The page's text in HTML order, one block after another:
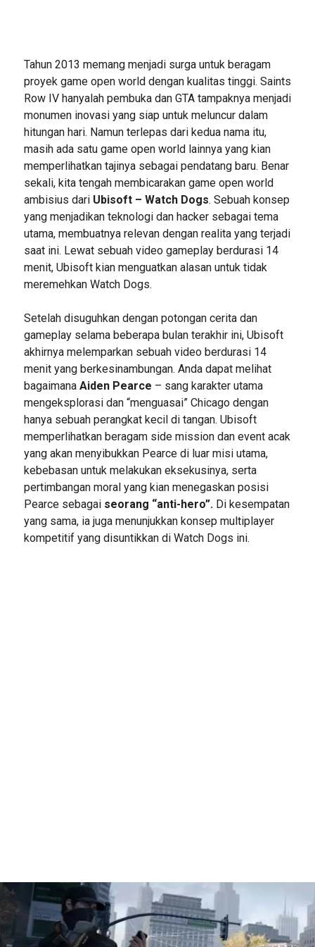
Tahun 2013 memang menjadi surga untuk beragam
proyek game open world dengan kualitas tinggi. Saints
Row IV hanyalah pembuka dan GTA tampaknya menjadi
monumen inovasi yang siap untuk meluncur dalam
hitungan hari. Namun terlepas dari kedua nama itu,
masih ada satu game open world lainnya yang kian
memperlihatkan tajinya sebagai pendatang baru. Benar
sekali, kita tengah membicarakan game open world
ambisius dari Ubisoft – Watch Dogs. Sebuah konsep
yang menjadikan teknologi dan hacker sebagai tema
utama, membuatnya relevan dengan realita yang terjadi
saat ini. Lewat sebuah video gameplay berdurasi 14
menit, Ubisoft kian menguatkan alasan untuk tidak
meremehkan Watch Dogs.
Setelah disuguhkan dengan potongan cerita dan
gameplay selama beberapa bulan terakhir ini, Ubisoft
akhirnya melemparkan sebuah video berdurasi 14
menit yang berkesinambungan. Anda dapat melihat
bagaimana Aiden Pearce – sang karakter utama
mengeksplorasi dan “menguasai” Chicago dengan
hanya sebuah perangkat kecil di tangan. Ubisoft
memperlihatkan beragam side mission dan event acak
yang akan menyibukkan Pearce di luar misi utama,
kebebasan untuk melakukan eksekusinya, serta
pertimbangan moral yang kian menegaskan posisi
Pearce sebagai seorang “anti-hero”.Di kesempatan
yang sama, ia juga menunjukkan konsep multiplayer
kompetitif yang disuntikkan di Watch Dogs ini.